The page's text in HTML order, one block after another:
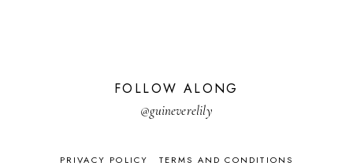
FOLLOW ALONG
@guineverelily
PRIVACY POLICY TERMS AND CONDITIONS